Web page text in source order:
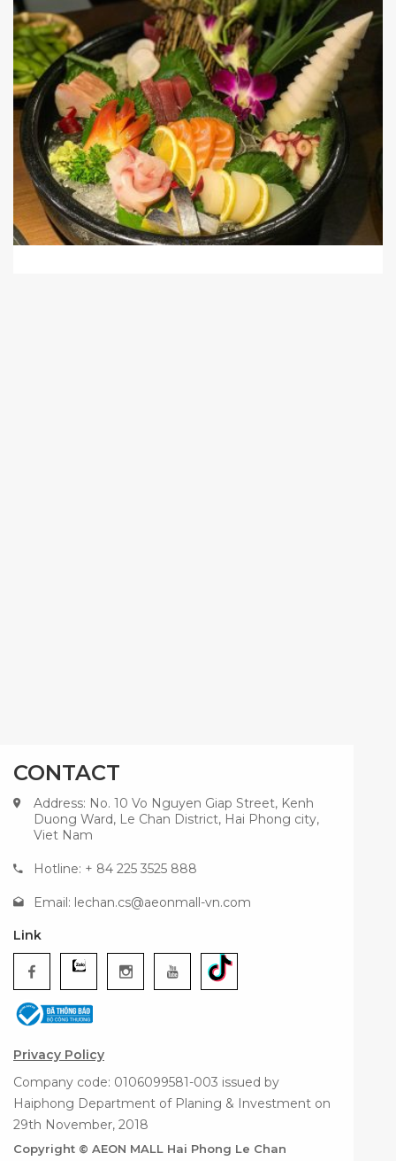
CONTACT
Address: No. 10 Vo Nguyen Giap Street, Kenh
Duong Ward, Le Chan District, Hai Phong city,
Viet Nam
Hotline: + 84 225 3525 888
Email: lechan.cs@aeonmall-vn.com
Link
Privacy Policy
Company code: 0106099581-003 issued by
Haiphong Department of Planing & Investment on
29th November, 2018
Copyright © AEON MALL Hai Phong Le Chan